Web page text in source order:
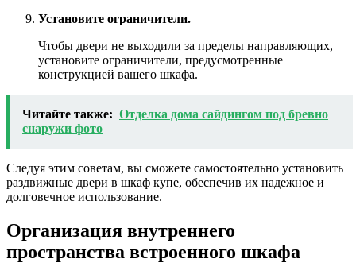
Установите ограничители.
Чтобы двери не выходили за пределы направляющих,
установите ограничители, предусмотренные
конструкцией вашего шкафа.
Читайте также: Отделка дома сайдингом под бревно
снаружи фото
Следуя этим советам, вы сможете самостоятельно установить
раздвижные двери в шкаф купе, обеспечив их надежное и
долговечное использование.
Организация внутреннего
пространства встроенного шкафа